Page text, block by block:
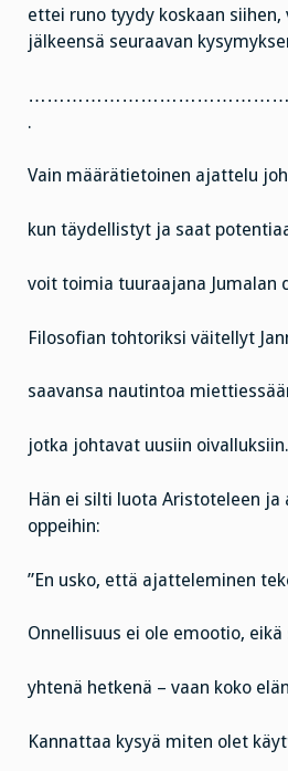
ettei runo tyydy koskaan
jälkeensä seuraavan
.
Vain määrätietoinen ajattelu
kun täydellistyt ja saat
voit toimia tuuraajana Jumalan
Filosofian tohtoriksi väitellyt
saavansa nautintoa
jotka johtavat uusiin oivalluksiin.
Hän ei silti luota Aristoteleen ja
oppeihin:
”En usko, että ajatteleminen
Onnellisuus ei ole emootio,
yhtenä hetkenä – vaan koko
Kannattaa kysyä miten olet